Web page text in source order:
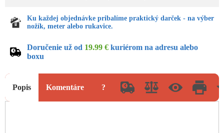
Ku každej objednávke pribalíme praktický darček - na výber
nožík, meter alebo rukavice.
Doručenie už od 19.99 € kuriérom na adresu alebo
boxu
Popis Komentáre ?